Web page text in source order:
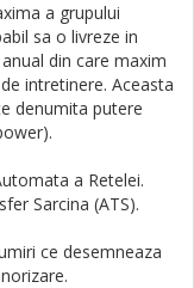
a grupului
sa o livreze in
din care maxim
intretinere. Aceasta
denumita putere
a Retelei.
Sarcina (ATS).
ce desemneaza